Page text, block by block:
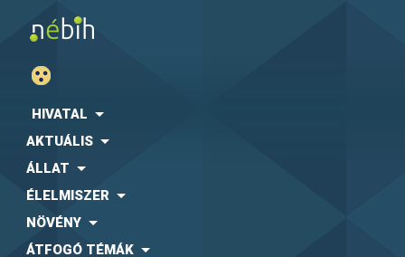
HIVATAL
AKTUÁLIS
ÁLLAT
ÉLELMISZER
NÖVÉNY
ÁTFOGÓ TÉMÁK